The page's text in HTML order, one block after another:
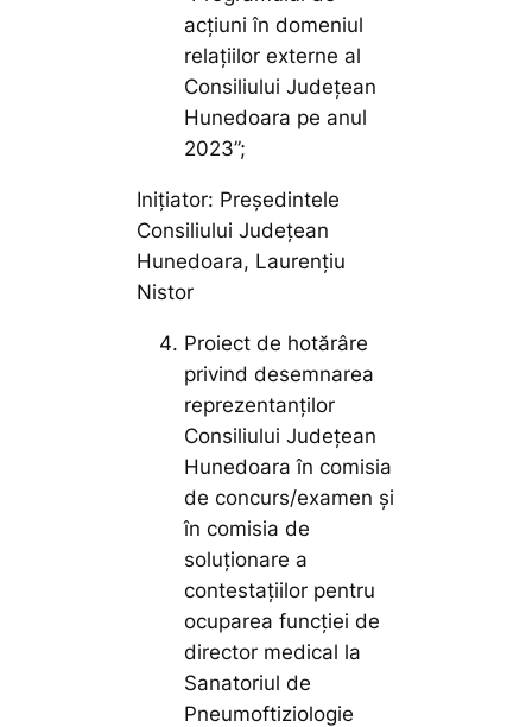
acțiuni în domeniul
relațiilor externe al
Consiliului Județean
Hunedoara pe anul
2023”;
Inițiator: Președintele
Consiliului Județean
Hunedoara, Laurențiu
Nistor
Proiect de hotărâre
privind desemnarea
reprezentanților
Consiliului Județean
Hunedoara în comisia
de concurs/examen și
în comisia de
soluționare a
contestațiilor pentru
ocuparea funcției de
director medical la
Sanatoriul de
Pneumoftiziologie